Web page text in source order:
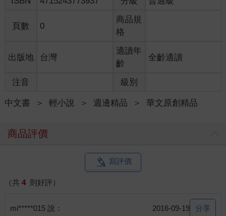
頁數 0
商品規
格
出版地 台灣
適讀年
齡
全齡適讀
注音 級別
中文書 ＞ 輕小說 ＞ 週邊精品 ＞ 華文原創精品
商品評價
寫評價
（共 4 則好評）
mi*****015 說： 2016-09-19 分享